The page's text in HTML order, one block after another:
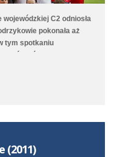
C2 odniosła
pokonała aż
tym spotkaniu
który rywalizuje w
(2011)